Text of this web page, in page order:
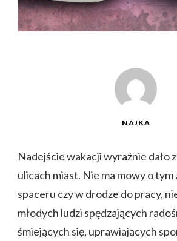
NAJKA
Nadejście wakacji wyraźnie dało
ulicach miast. Nie ma mowy o tym
spaceru czy w drodze do pracy,
młodych ludzi spędzających
śmiejących się, uprawiających